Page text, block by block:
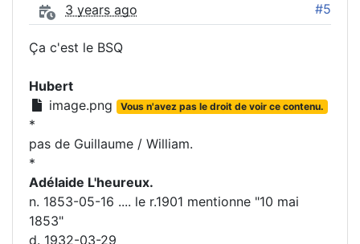
3 years ago #5
Ça c'est le BSQ
Hubert
image.png
Vous n'avez pas le droit de voir ce contenu.
*
pas de Guillaume / William.
*
Adélaide L'heureux.
n. 1853-05-16 .... le r.1901 mentionne "10 mai
1853"
d. 1932-03-29